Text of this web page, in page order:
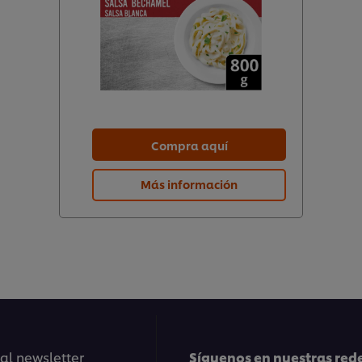
Compra aquí
Más información
newsletter
Síguenos en nuestras